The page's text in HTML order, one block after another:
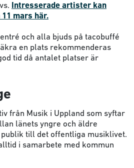
Intresserade artister kan
mars här.
och alla bjuds på tacobuffé
en plats rekommenderas
tid då antalet platser är
från Musik i Uppland som syftar
länets yngre och äldre
till det offentliga musiklivet.
i samarbete med kommun